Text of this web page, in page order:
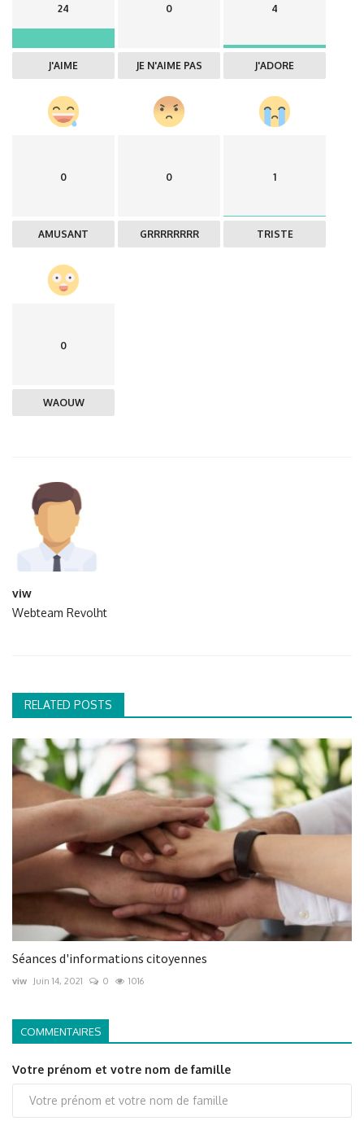
24
J'AIME
0
JE N'AIME PAS
4
J'ADORE
0
AMUSANT
0
GRRRRRRRR
1
TRISTE
0
WAOUW
viw
Webteam Revolht
RELATED POSTS
Séances d'informations citoyennes
viw Juin 14, 2021 0 1016
COMMENTAIRES
Votre prénom et votre nom de famille